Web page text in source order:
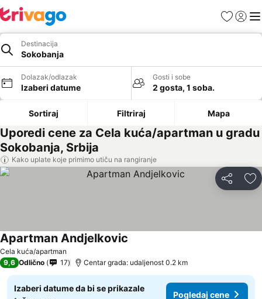
FavoritiPrijavi
Destinacija
Sokobanja
Dolazak/odlazak
Izaberi datume
Gosti i sobe
2 gosta, 1 soba.
Sortiraj Filtriraj Mapa
Uporedi cene za Cela kuća/apartman u gradu
Sokobanja, Srbija
Kako uplate koje primimo utiču na rangiranje
Deli
Cela kuća/apartman
Apartman Andjelkovic
9,6 Odlično 17 Centar grada: udaljenost 0.2 km
Izaberi datume da bi se prikazale
Pogledaj cene